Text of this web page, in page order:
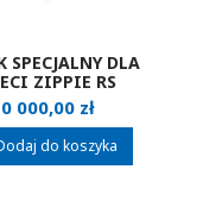
SPECJALNY DLA
ZIPPIE RS
000,00 zł
do koszyka